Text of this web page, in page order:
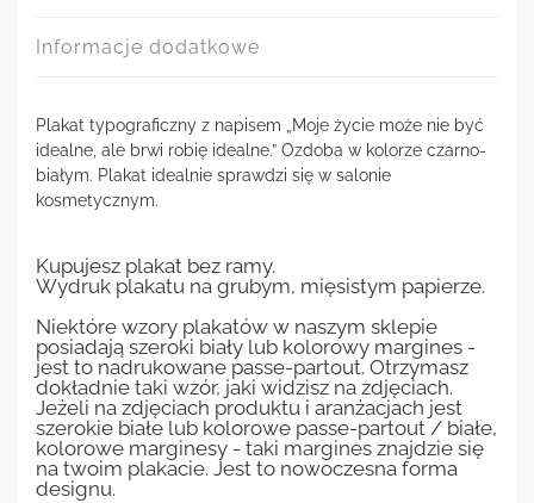
Informacje dodatkowe
Plakat typograficzny z napisem „Moje życie może nie być
idealne, ale brwi robię idealne.” Ozdoba w kolorze czarno-
białym. Plakat idealnie sprawdzi się w salonie
kosmetycznym.
Kupujesz plakat bez ramy.
Wydruk plakatu na grubym, mięsistym papierze.
Niektóre wzory plakatów w naszym sklepie
posiadają szeroki biały lub kolorowy margines -
jest to nadrukowane passe-partout. Otrzymasz
dokładnie taki wzór, jaki widzisz na zdjęciach.
Jeżeli na zdjęciach produktu i aranżacjach jest
szerokie białe lub kolorowe passe-partout / białe,
kolorowe marginesy - taki margines znajdzie się
na twoim plakacie. Jest to nowoczesna forma
designu.